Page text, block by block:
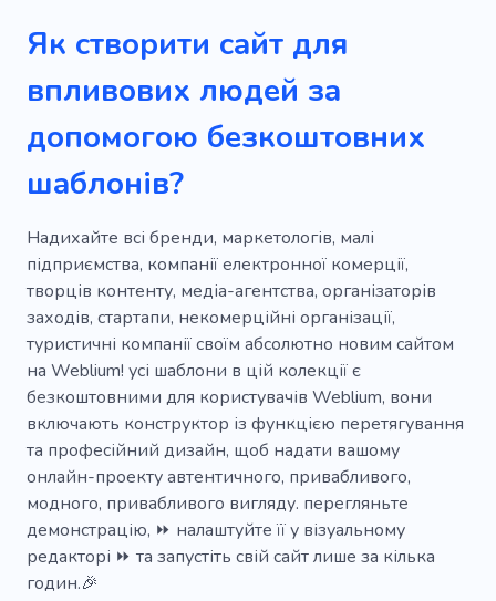
Інформативний
Агентство
Підписники
Зростання
Компанія
Веброзробка
Вміст
Оголошення
Есе
Маркетингова стратегія
Аналіз ринку
Корпоративний
Популярний
Унікальний
Творчий
Виробництво
Успіх
Демонструвати
Кампанія
Промо
Ребрендинг
Дизайнерське агентство
Запуск
Дохід
Фахівець Аудиторія
Блог
Аналітика
Статистика
Інструмент
Bmv
Комерційний
Особистий
Цифровий
Як створити сайт для
впливових людей за
допомогою безкоштовних
шаблонів?
Надихайте всі бренди, маркетологів, малі
підприємства, компанії електронної комерції,
творців контенту, медіа-агентства, організаторів
заходів, стартапи, некомерційні організації,
туристичні компанії своїм абсолютно новим сайтом
на Weblium! усі шаблони в цій колекції є
безкоштовними для користувачів Weblium, вони
включають конструктор із функцією перетягування
та професійний дизайн, щоб надати вашому
онлайн-проекту автентичного, привабливого,
модного, привабливого вигляду. перегляньте
демонстрацію, ⏩ налаштуйте її у візуальному
редакторі ⏩ та запустіть свій сайт лише за кілька
годин.🎉